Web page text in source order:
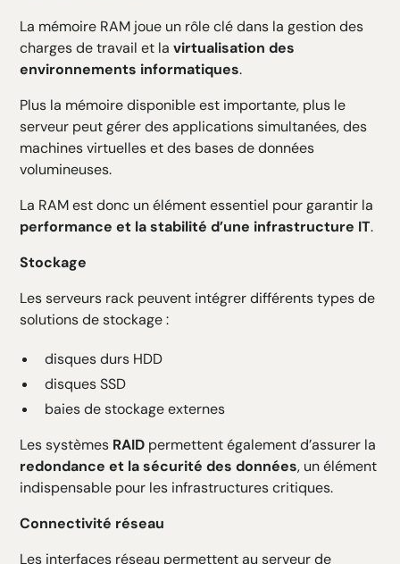
La mémoire RAM joue un rôle clé dans la gestion des
charges de travail et lavirtualisation des
environnements informatiques.
Plus la mémoire disponible est importante, plus le
serveur peut gérer des applications simultanées, des
machines virtuelles et des bases de données
volumineuses.
La RAM est donc un élément essentiel pour garantir la
performance et la stabilité d’une infrastructure IT.
Stockage
Les serveurs rack peuvent intégrer différents types de
solutions de stockage :
disques durs HDD
disques SSD
baies de stockage externes
Les systèmes RAID permettent également d’assurer la
redondance et la sécurité des données, un élément
indispensable pour les infrastructures critiques.
Connectivité réseau
Les interfaces réseau permettent au serveur de